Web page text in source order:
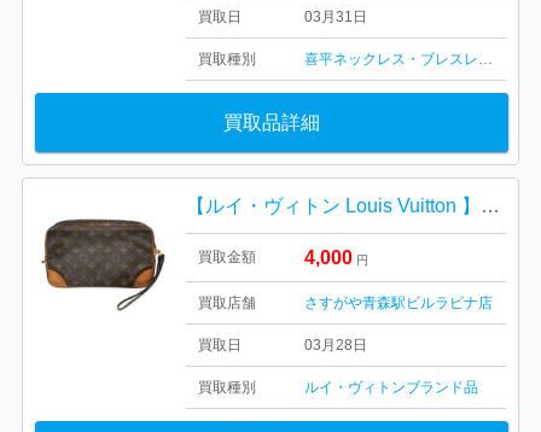
買取日 03月31日
買取種別 喜平ネックレス・ブレスレット
買取品詳細
【ルイ・ヴィトン Louis Vuitton 】マルリー・ドラゴンヌ・モノグラム・キャンバス・レディース・ブランド
買取金額 4,000 円
買取店舗 さすがや青森駅ビルラビナ店
買取日 03月28日
買取種別 ルイ・ヴィトンブランド品